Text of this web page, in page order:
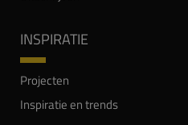
INSPIRATIE
Projecten
Inspiratie en trends